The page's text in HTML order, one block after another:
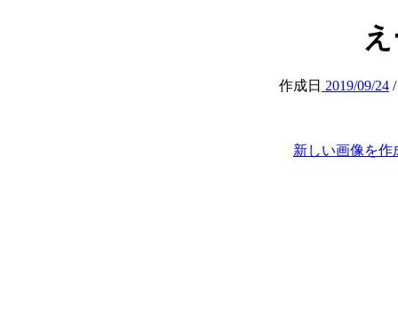
作成日 2019/09/24
新しい画像を作